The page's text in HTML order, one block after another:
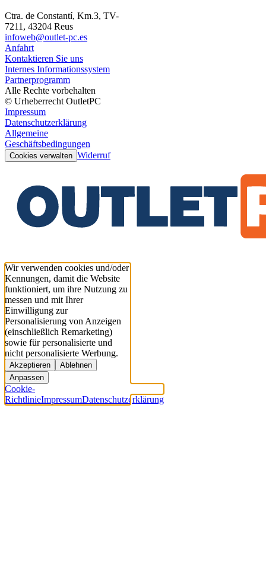
Ctra. de Constantí, Km.3, TV-
7211, 43204 Reus
infoweb@outlet-pc.es
Anfahrt
Kontaktieren Sie uns
Internes Informationssystem
Partnerprogramm
Alle Rechte vorbehalten
© Urheberrecht OutletPC
Impressum
Datenschutzerklärung
Allgemeine
Geschäftsbedingungen
Cookies verwalten Widerruf
Wir verwenden cookies und/oder
Kennungen, damit die Website
funktioniert, um ihre Nutzung zu
messen und mit Ihrer
Einwilligung zur
Personalisierung von Anzeigen
(einschließlich Remarketing)
sowie für personalisierte und
nicht personalisierte Werbung.
Akzeptieren
Ablehnen
Anpassen
Cookie-
RichtlinieImpressumDatenschutzerklärung